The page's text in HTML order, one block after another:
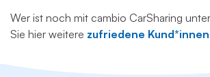
Wer ist noch mit cambio CarSharing
Sie hier weitere zufriedene Kund*innen